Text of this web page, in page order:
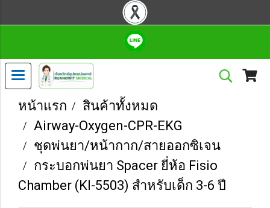
หน้าแรก
สินค้าทั้งหมด
Airway-Oxygen-CPR-EKG
ชุดพ่นยา/หน้ากาก/สายออกซิเจน
กระบอกพ่นยา Spacer ยี่ห้อ Fisio
Chamber (KI-5503) สำหรับเด็ก 3-6 ปี